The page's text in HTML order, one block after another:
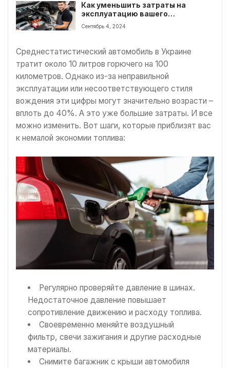
Как уменьшить затраты на
эксплуатацию вашего
транспорта
Сентябрь 4, 2024
Среднестатистический автомобиль в Украине
тратит около 10 литров горючего на 100
километров. Однако из-за неправильной
эксплуатации или несоответствующего стиля
вождения эти цифры могут значительно возрасти –
вплоть до 40%. А это уже большие затраты. И все
можно изменить. Вот шаги, которые приблизят вас
к немалой экономии топлива:
Регулярно проверяйте давление в шинах.
Недостаточное давление повышает
сопротивление движению и расходу топлива.
Своевременно меняйте воздушный
фильтр, свечи зажигания и другие расходные
материалы.
Снимите багажник с крыши автомобиля